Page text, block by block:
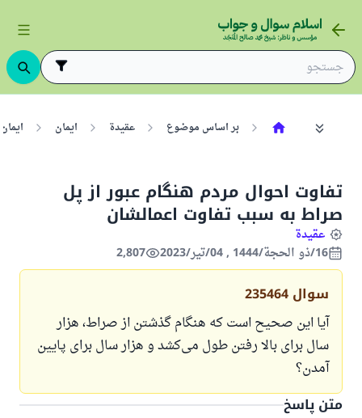
بر اساس موضوع عقيدة ایمان
تفاوت احوال مردم هنگام عبور از پل
صراط به سبب تفاوت اعمالشان
عقيدة
16/ذو الحجة/1444 , 04/تیر/2023
2,807
سوال 235464
آیا این صحیح است که هنگام گذشتن از صراط، هزار
سال برای بالا رفتن طول می‌کشد و هزار سال برای پایین
آمدن؟
متن پاسخ